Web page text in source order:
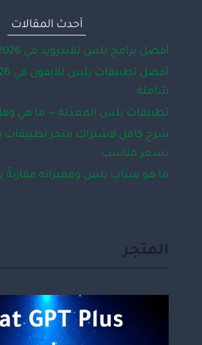
أحدث المقالات
أفضل برامج بلس للأندرويد في 2026 وكيف تشتغل
شاملة
تطبيقات بلس المعدّلة — ما هي
شرح كامل لاشتراك متجر
بسعر مناسب
ما هو سناب بلس ومميزاته
المتجر